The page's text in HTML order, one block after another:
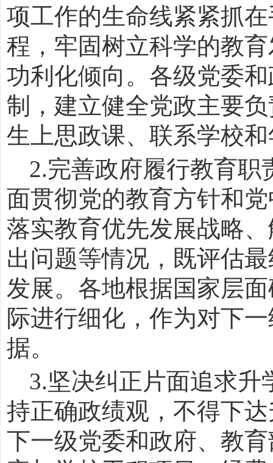
项工作的生命线紧紧抓
程，牢固树立科学的教
功利化倾向。各级党委
制，建立健全党政主要
生上思政课、联系学校
2.完善政府履行教育职
面贯彻党的教育方针和
落实教育优先发展战略
出问题等情况，既评估
发展。各地根据国家层
际进行细化，作为对下
据。
3.坚决纠正片面追求升
持正确政绩观，不得下
下一级党委和政府、教